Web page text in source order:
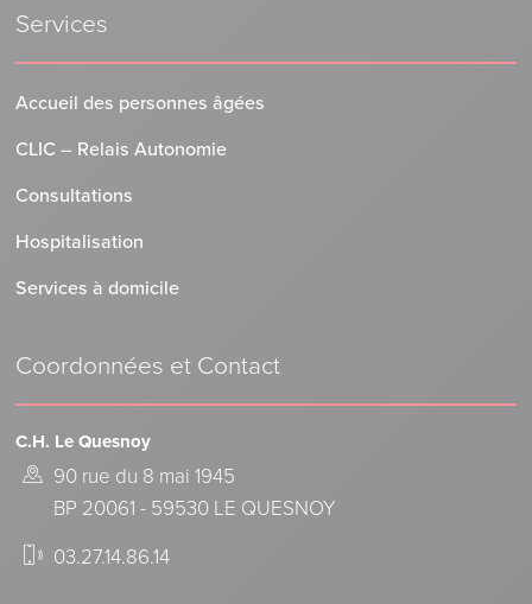
Services
Accueil des personnes âgées
CLIC – Relais Autonomie
Consultations
Hospitalisation
Services à domicile
Coordonnées et Contact
C.H. Le Quesnoy
90 rue du 8 mai 1945
BP 20061 - 59530 LE QUESNOY
03.27.14.86.14